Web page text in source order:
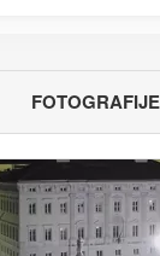
FOTOGRAFIJE